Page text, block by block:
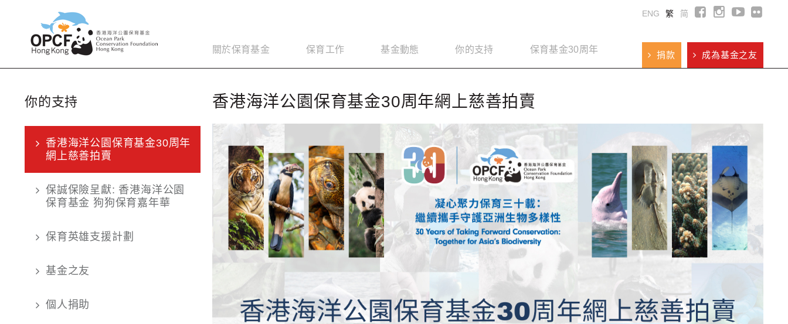
ENG 繁 简
關於保育基金 保育工作 基金動態 你的支持 保育基金30周年
成為基金之友
捐款
你的支持
香港海洋公園保育基金30周年
網上慈善拍賣
保誠保險呈獻: 香港海洋公園
保育基金 狗狗保育嘉年華
保育英雄支援計劃
基金之友
個人捐助
香港海洋公園保育基金30周年網上慈善拍賣